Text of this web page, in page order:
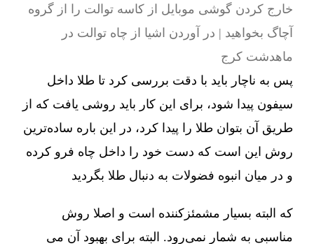
خارج کردن گوشی موبایل از کاسه توالت را از گروه
آچاگ بخواهید | در آوردن اشیا از چاه توالت در
ماهدشت کرج
پس به ناچار باید با دقت بررسی کرد تا طلا داخل
سیفون پیدا شود، برای این کار باید روشی یافت که از
طریق آن بتوان طلا را پیدا کرد، در این باره ساده‌ترین
روش این است که دست خود را داخل چاه فرو کرده
و در میان انبوه فضولات به دنبال طلا بگردید
که البته بسیار مشمئزکننده است و اصلا روش
مناسبی به شمار نمی‌رود. البته برای بهبود آن می